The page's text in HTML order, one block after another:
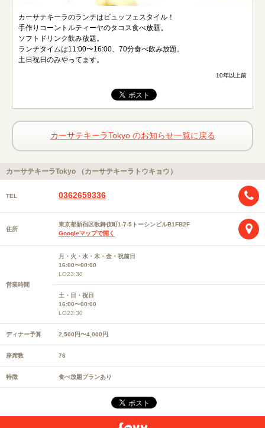
カーサテキーラのランチはビュッフェスタイル！
手作りコーントルティーヤのタコス食べ放題。
ソフトドリンク飲み放題。
ランチタイムは11:00〜16:00、70分食べ飲み放題。
土日祝日のみやってます。
10年以上前
カーサテキーラTokyo のお知らせ一覧に戻る
カーサテキーラTokyo （カーサテキーラトウキョウ）
TEL 0362659336
住所
東京都新宿区歌舞伎町1-7-5トーシンビルB1FB2F
Googleマップで開く
営業時間
月・火・水・木・金・祝前日
16:00〜00:00
LO23:30
土・日・祝日
16:00〜00:00
LO23:30
ディナー予算 2,500円〜4,000円
座席数 76
特徴 食べ放題プランあり